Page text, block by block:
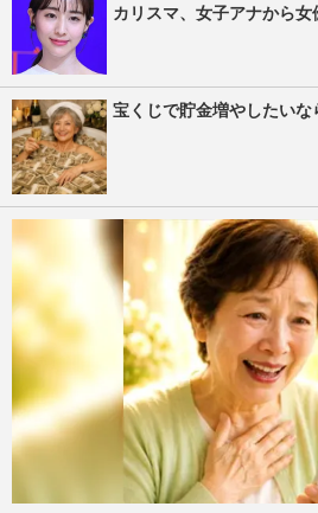
カリスマ、女子アナから女
宝くじで貯金増やしたいな